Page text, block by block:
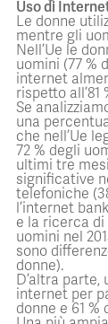
Uso di
Le donne
mentre gli
Nell’Ue le
uomini (77 %
internet
rispetto all’81
Se
una
che nell’Ue
72 % degli
ultimi tre
significative
telefoniche
l’internet
e la ricerca di
uomini nel
sono
donne).
D’altra
internet per
donne e 61 %